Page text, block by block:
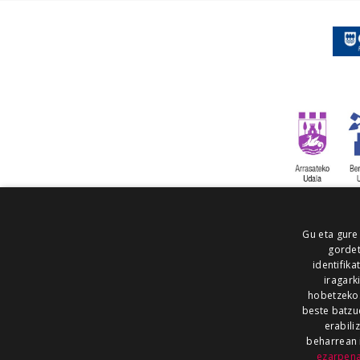
Gu eta
hobetzeko.
beste
beharrean